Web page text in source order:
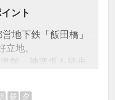
ント
地下鉄「飯田橋」
地。
館、神楽坂も徒歩
営するホテルチェ
昼 夕